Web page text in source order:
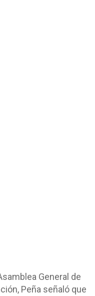
General de
Peña señaló que